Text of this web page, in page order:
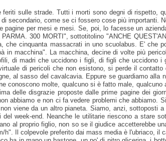
sulle strade. Tutti i morti sono degni di rispetto,
secondario, come se ci fossero cose più
pagine per mesi e mesi. Se, poi, lo facesse un
300 MORTI", sottotitolino "ANCHE
che cinquanta massacrati in uno scuolabus. E'
in macchina". La macchina, decine di volte più
di madri che uccidono i figli, di figli che
di pericoli che non esistono, si perde il
al sasso del cavalcavia. Eppure se guardiamo
conoscono molte, qualcuno si è fatto male,
delle disgrazie proposte dalle prime pagine dei
abbiamo e non ci fa vedere problemi che abbiamo.
viene da un altro pianeta. Siamo, anzi, sottoposti
week-end. Neanche le utilitarie riescono a stare
al proprio figlio, non so se il giudice accetterebbe
h". Il colpevole preferito dai mass media è l'ubriaco,